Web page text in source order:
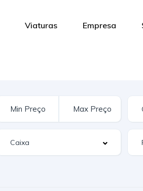
Viaturas Empresa